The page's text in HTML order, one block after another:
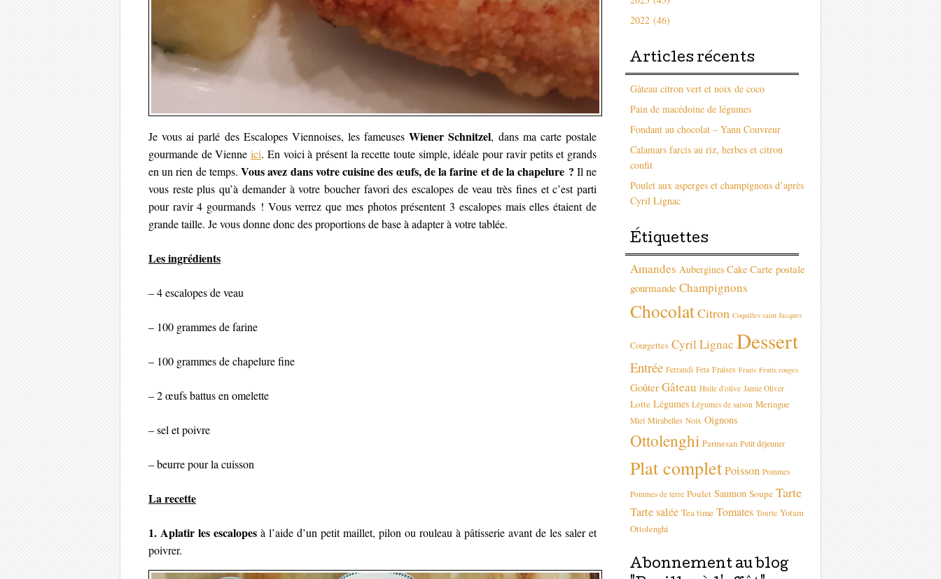
Je vous ai parlé des Escalopes Viennoises, les fameusesWiener Schnitzel, dans ma carte postale
gourmande de Vienneici. En voici à présent la recette toute simple, idéale pour ravir petits et grands
en un rien de temps.Vous avez dans votre cuisine des œufs, de la farine et de la chapelure ? Il ne
vous reste plus qu’à demander à votre boucher favori des escalopes de veau très fines et c’est parti
pour ravir 4 gourmands ! Vous verrez que mes photos présentent 3 escalopes mais elles étaient de
grande taille. Je vous donne donc des proportions de base à adapter à votre tablée.
Les ingrédients
– 4 escalopes de veau
– 100 grammes de farine
– 100 grammes de chapelure fine
– 2 œufs battus en omelette
– sel et poivre
– beurre pour la cuisson
La recette
1. Aplatir les escalopes à l’aide d’un petit maillet, pilon ou rouleau à pâtisserie avant de les saler et
poivrer.
2022 (46)
Articles récents
Gâteau citron vert et noix de coco
Pain de macédoine de légumes
Fondant au chocolat – Yann Couvreur
Calamars farcis au riz, herbes et citron
confit
Poulet aux asperges et champignons d’après
Cyril Lignac
Étiquettes
Amandes Aubergines Cake Carte postale
gourmande Champignons
ChocolatCitron Coquilles saint Jacques
Courgettes Cyril Lignac Dessert
Entrée Ferrandi Feta Fraises Fruits Fruits rouges
Goûter Gâteau Huile d'olive Jamie Oliver
Lotte Légumes Légumes de saison Meringue
Miel Mirabelles Noix Oignons
Ottolenghi Parmesan Petit déjeuner
Plat complet Poisson Pommes
Pommes de terre Poulet Saumon Soupe Tarte
Tarte salée Tea time Tomates Tourte Yotam
Ottolenghi
Abonnement au blog